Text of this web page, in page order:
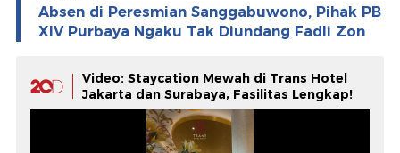
Absen di Peresmian Sanggabuwono, Pihak PB
XIV Purbaya Ngaku Tak Diundang Fadli Zon
Video: Staycation Mewah di Trans Hotel
Jakarta dan Surabaya, Fasilitas Lengkap!